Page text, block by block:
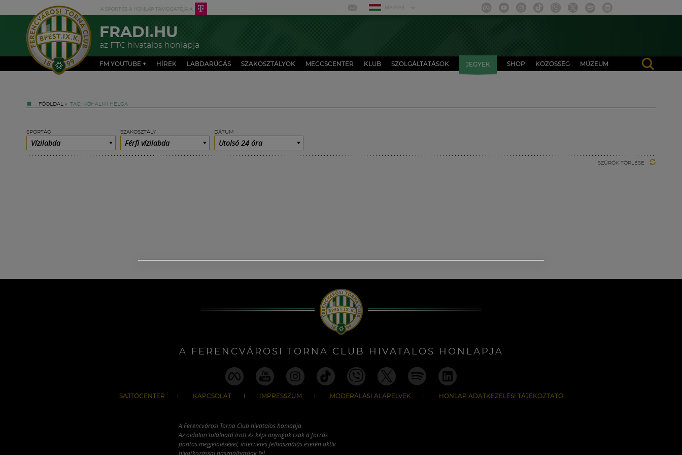
MAGYAR
FRADI.HU
az FTC hivatalos honlapja
FM YOUTUBE + HÍREK LABDARÚGÁS SZAKOSZTÁLYOK MECCSCENTER KLUB SZOLGÁLTATÁSOK JEGYEK SHOP KÖZÖSSÉG MÚZEUM
FŐOLDAL » TAG: KŐHALMI HELGA
SPORTÁG
Vízilabda
SZAKOSZTÁLY
Férfi vízilabda
DÁTUM
Utolsó 24 óra
SZŰRŐK TÖRLÉSE
A FERENCVÁROSI TORNA CLUB HIVATALOS HONLAPJA
SAJTÓCENTER KAPCSOLAT IMPRESSZUM MODERÁLÁSI ALAPELVEK HONLAP ADATKEZELÉSI TÁJÉKOZTATÓ
A Ferencvárosi Torna Club hivatalos honlapja
Az oldalon található írott és képi anyagok csak a forrás
pontos megjelölésével, internetes felhasználás esetén aktív
hivatkozással használhatóak fel.